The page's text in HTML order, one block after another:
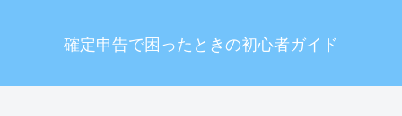
確定申告で困ったときの初心者ガイド